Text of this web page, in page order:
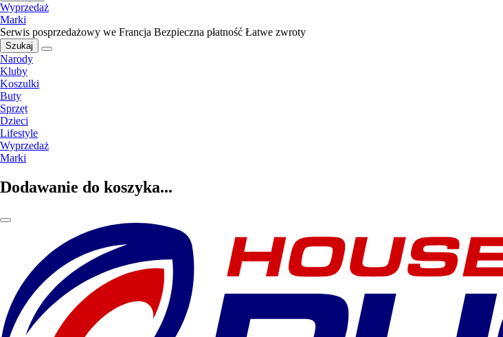
Wyprzedaż
Marki
Serwis posprzedażowy we Francja Bezpieczna płatność Łatwe zwroty
Szukaj
Narody
Kluby
Koszulki
Buty
Sprzęt
Dzieci
Lifestyle
Wyprzedaż
Marki
Dodawanie do koszyka...